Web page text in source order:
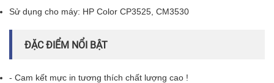
Sử dụng cho máy: HP Color CP3525, CM3530
ĐẶC ĐIỂM NỔI BẬT
- Cam kết mực in tương thích chất lượng cao !